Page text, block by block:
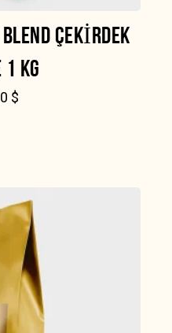
BLEND ÇEKIRDEK
1 KG
$